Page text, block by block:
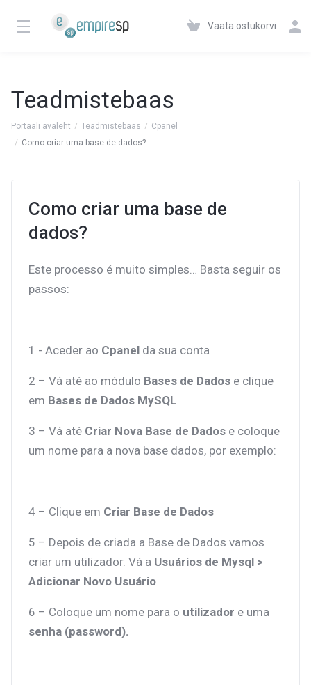
Vaata ostukorvi
Teadmistebaas
Portaali avaleht Teadmistebaas
Cpanel
Como criar uma base de dados?
Como criar uma base de
dados?
Este processo é muito simples… Basta seguir os
passos:
1 - Aceder ao Cpanel da sua conta
2 – Vá até ao módulo Bases de Dados e clique
em Bases de Dados MySQL
3 – Vá até Criar Nova Base de Dados e coloque
um nome para a nova base dados, por exemplo:
4 – Clique em Criar Base de Dados
5 – Depois de criada a Base de Dados vamos
criar um utilizador. Vá a Usuários de Mysql >
Adicionar Novo Usuário
6 – Coloque um nome para o utilizador e uma
senha (password).